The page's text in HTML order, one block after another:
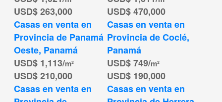
USD$ 263,000
Casas en venta en
Provincia de Panamá
Oeste, Panamá
USD$ 470,000
Casas en venta en
Provincia de Coclé,
Panamá
USD$ 210,000
USD$ 1,113/m²
Casas en venta en
USD$ 190,000
USD$ 749/m²
Casas en venta en